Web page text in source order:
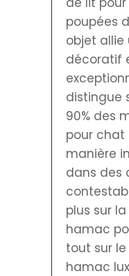
poupées
objet allie
décoratif
distingue
90% des
pour chat
manière
dans des
plus sur
hamac
tout sur
hamac